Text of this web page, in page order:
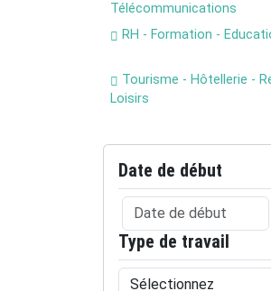
Télécommunications
RH - Formation -
Tourisme - Hôtellerie -
Loisirs
Date de début
Type de travail